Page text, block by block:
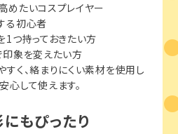
めたいコスプレイヤー
る初心者
1つ持っておきたい方
印象を変えたい方
すく、絡まりにくい素材を使用し
心して使えます。
もぴったり